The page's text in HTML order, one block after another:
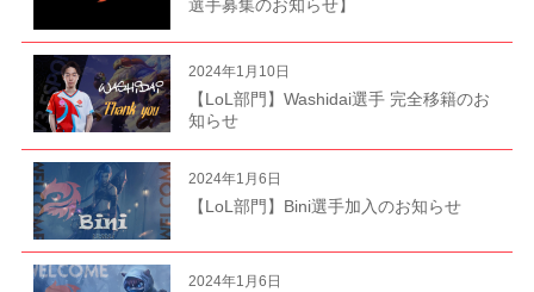
選手募集のお知らせ】
2024年1月10日
【LoL部門】Washidai選手 完全移籍のお
知らせ
2024年1月6日
【LoL部門】Bini選手加入のお知らせ
2024年1月6日